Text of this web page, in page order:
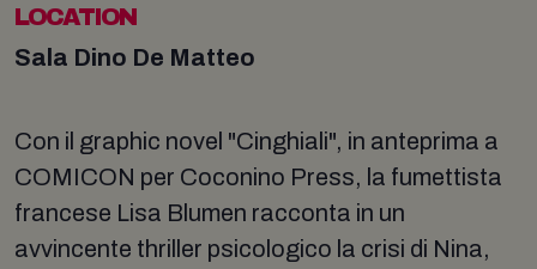
LOCATION
Sala Dino De Matteo
Con il graphic novel "Cinghiali", in anteprima a
COMICON per Coconino Press, la fumettista
francese Lisa Blumen racconta in un
avvincente thriller psicologico la crisi di Nina,